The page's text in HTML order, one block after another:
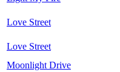
Love Street
Love Street
Moonlight Drive